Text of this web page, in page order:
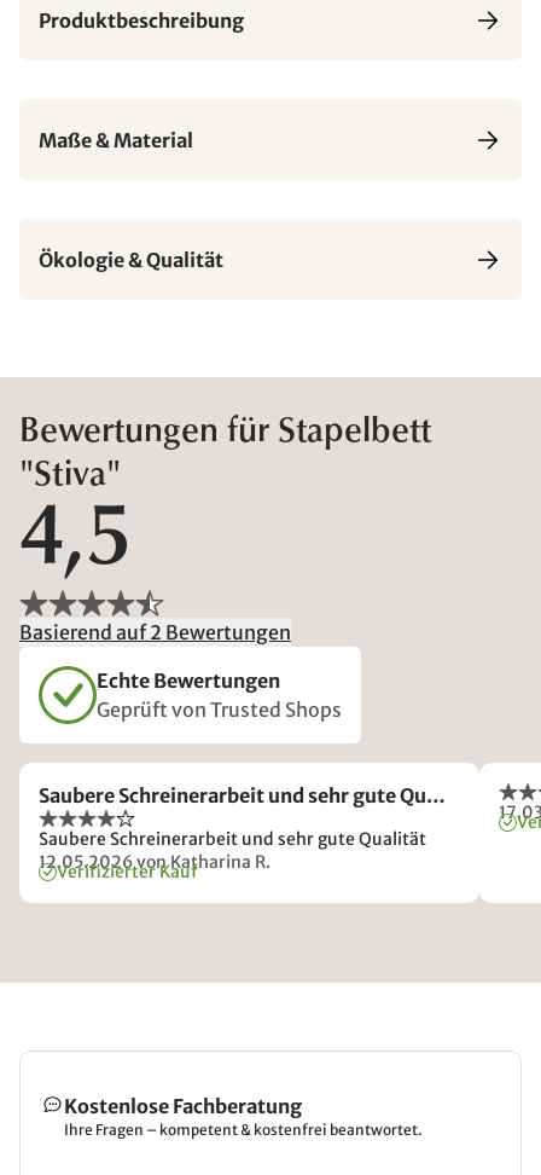
Produktbeschreibung
Maße & Material
Ökologie & Qualität
Bewertungen für Stapelbett
"Stiva"
4,5
Basierend auf 2 Bewertungen
Echte Bewertungen
Geprüft von Trusted Shops
Saubere Schreinerarbeit und sehr gute Qu…
Saubere Schreinerarbeit und sehr gute Qualität
12.05.2026von Katharina R.
Verifizierter Kauf
Kostenlose Fachberatung
Ihre Fragen – kompetent & kostenfrei beantwortet.